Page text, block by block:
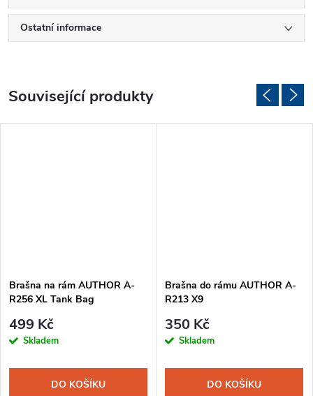
Ostatní informace
Související produkty
Brašna na rám AUTHOR A-
R256 XL Tank Bag
499 Kč
Skladem
DO KOŠÍKU
Brašna do rámu AUTHOR A-
R213 X9
350 Kč
Skladem
DO KOŠÍKU